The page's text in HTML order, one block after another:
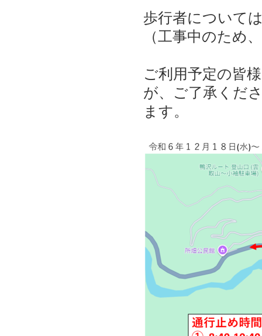
歩行者について
（工事中のため
ご利用予定の皆
が、ご了承くだ
ます。